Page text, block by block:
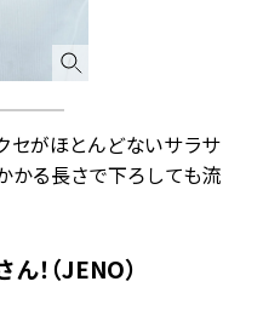
セがほとんどないサラサ
かる長さで下ろしても流
！（JENO）